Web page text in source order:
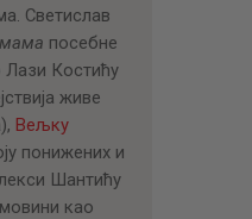
Светислав
посебне
Лази Костићу
живе
Вељку
понижених и
Шантићу
као